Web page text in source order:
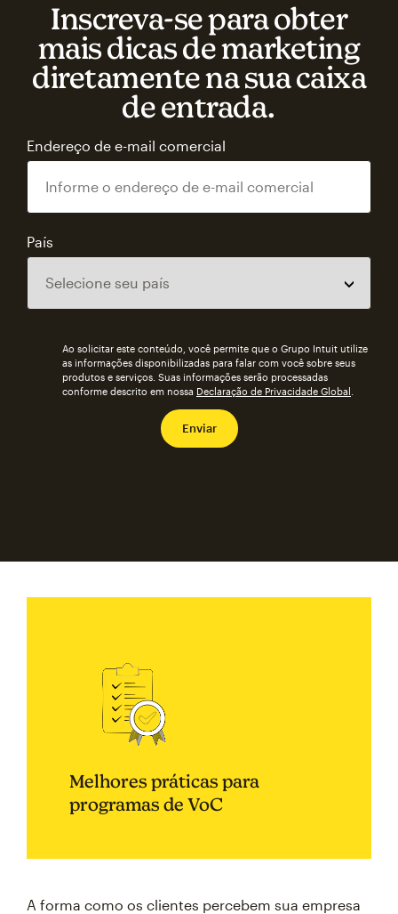
Inscreva‑se para obter
mais dicas de marketing
diretamente na sua caixa
de entrada.
Endereço de e-mail comercial
País
Ao solicitar este conteúdo, você permite que o Grupo Intuit utilize
as informações disponibilizadas para falar com você sobre seus
produtos e serviços. Suas informações serão processadas
conforme descrito em nossa Declaração de Privacidade Global
Melhores práticas para
programas de VoC
A forma como os clientes percebem sua empresa